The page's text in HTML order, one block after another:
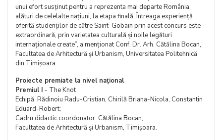
unui efort susținut pentru a reprezenta mai departe România,
alături de celelalte națiuni, la etapa finală. Întreaga experiență
oferită studenților de către Saint-Gobain prin acest concurs este
extraordinară, prin varietatea culturală și noile legături
internaționale create”, a menționat Conf. Dr. Arh. Cătălina Bocan,
Facultatea de Arhitectură și Urbanism, Universitatea Politehnică
din Timișoara.
Proiecte premiate la nivel național
Premiul I - The Knot
Echipă: Rădinoiu Radu-Cristian, Chirilă Briana-Nicola, Constantin
Eduard-Robert;
Cadru didactic coordonator: Cătălina Bocan;
Facultatea de Arhitectură și Urbanism, Timișoara.